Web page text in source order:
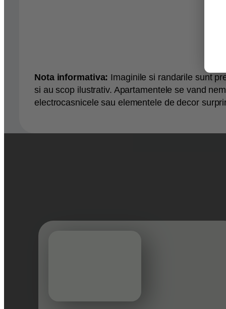
Nota informativa: Imaginile si randarile sunt
si au scop ilustrativ. Apartamentele se vand
electrocasnicele sau elementele de decor